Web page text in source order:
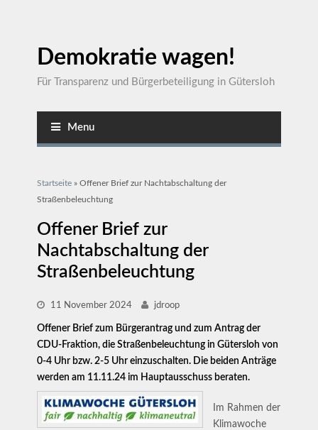
Demokratie wagen!
Für Transparenz und Bürgerbeteiligung in Gütersloh
Menu
Sie sind hier
Startseite » Offener Brief zur Nachtabschaltung der
Straßenbeleuchtung
Offener Brief zur
Nachtabschaltung der
Straßenbeleuchtung
11 November 2024 jdroop
Offener Brief zum Bürgerantrag und zum Antrag der
CDU-Fraktion, die Straßenbeleuchtung in Gütersloh von
0-4 Uhr bzw. 2-5 Uhr einzuschalten. Die beiden Anträge
werden am 11.11.24 im Hauptausschuss beraten.
Im Rahmen der
Klimawoche